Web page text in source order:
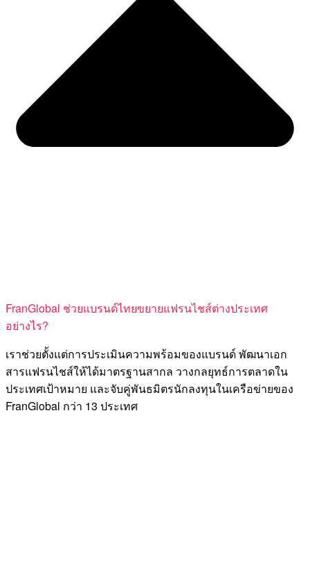
FranGlobal ช่วยแบรนด์ไทยขยายแฟรนไชส์ต่างประเทศ
อย่างไร?
เราช่วยตั้งแต่การประเมินความพร้อมของแบรนด์ พัฒนาเอก
สารแฟรนไชส์ให้ได้มาตรฐานสากล วางกลยุทธ์การตลาดใน
ประเทศเป้าหมาย และจับคู่พันธมิตรนักลงทุนในเครือข่ายของ
FranGlobal กว่า 13 ประเทศ